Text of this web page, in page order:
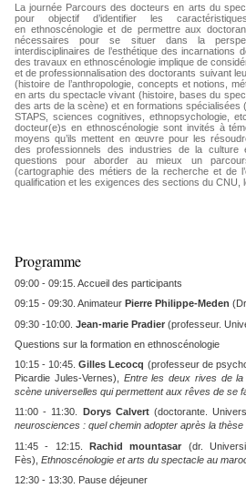
La journée Parcours des docteurs en arts du
pour objectif d’identifier les
en ethnoscénologie et de permettre aux
nécessaires pour se situer dans la
interdisciplinaires de l’esthétique des incarnations
des travaux en ethnoscénologie implique de
et de professionnalisation des doctorants suivant
(histoire de l’anthropologie, concepts et notions,
en arts du spectacle vivant (histoire, bases du
des arts de la scène) et en formations spécialisées
STAPS, sciences cognitives, ethnopsychologie,
docteur(e)s en ethnoscénologie sont invités à
moyens qu’ils mettent en œuvre pour les
des professionnels des industries de la
questions pour aborder au mieux un
(cartographie des métiers de la recherche et de
qualification et les exigences des sections du CNU,
Programme
09:00 - 09:15. Accueil des participants
09:15 - 09:30. Animateur Pierre Philippe-Meden
09:30 -10:00. Jean-marie Pradier (professeur.
Questions sur la formation en ethnoscénologie
10:15 - 10:45.Gilles Lecocq (professeur de
Picardie Jules-Vernes), Entre les deux rives de
scène universelles qui permettent aux rêves de se
11:00 - 11:30.
Dorys Calvert(doctorante.
neurosciences : quel chemin adopter après la thèse
11:45 - 12:15. Rachid mountasar (dr.
Fès), Ethnoscénologie et arts du spectacle au
12:30 - 13:30. Pause déjeuner